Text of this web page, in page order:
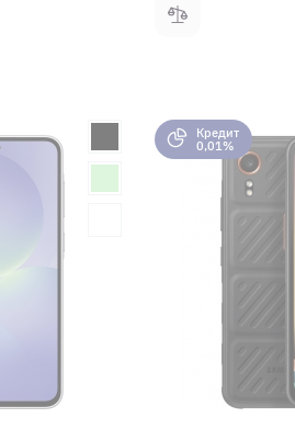
Кредит
0,01%